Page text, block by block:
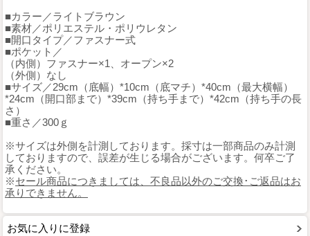
■カラー／ライトブラウン
■素材／ポリエステル・ポリウレタン
■開口タイプ／ファスナー式
■ポケット／
（内側）ファスナー×1、オープン×2
（外側）なし
■サイズ／29cm（底幅）*10cm（底マチ）*40cm（最大横幅）
*24cm（開口部まで）*39cm（持ち手まで）*42cm（持ち手の長
さ）
■重さ／300ｇ
※サイズは外側を計測しております。採寸は一部商品のみ計測
しておりますので、誤差が生じる場合がございます。何卒ご了
承ください。
※セール商品につきましては、不良品以外のご交換･ご返品はお
承りできません。
お気に入りに登録